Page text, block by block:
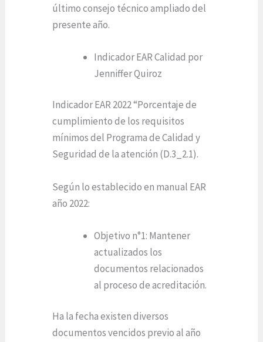
último consejo técnico ampliado del
presente año.
Indicador EAR Calidad por
Jenniffer Quiroz
Indicador EAR 2022 “Porcentaje de
cumplimiento de los requisitos
mínimos del Programa de Calidad y
Seguridad de la atención (D.3_2.1).
Según lo establecido en manual EAR
año 2022:
Objetivo n°1: Mantener
actualizados los
documentos relacionados
al proceso de acreditación.
Ha la fecha existen diversos
documentos vencidos previo al año